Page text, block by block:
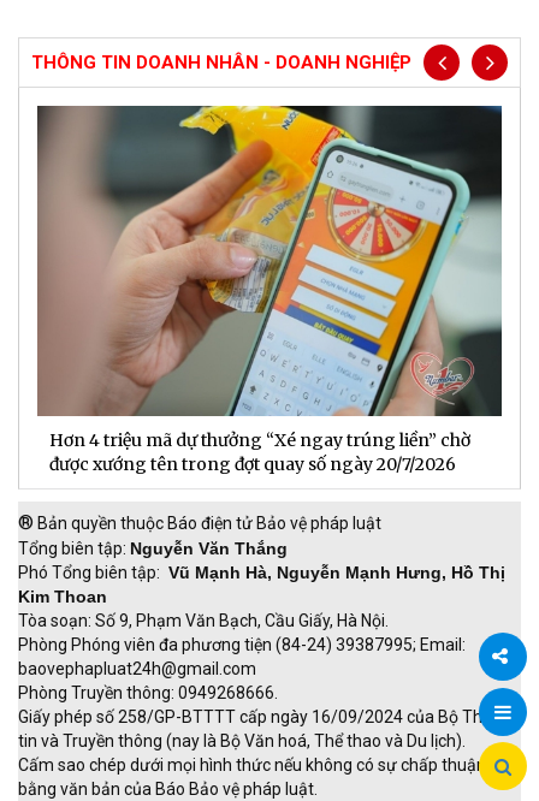
Chia
THÔNG TIN DOANH NHÂN - DOANH NGHIỆP
BIDV trở thành ngân hàng Việt Nam đầu tiên gia
nhập PCAF
® Bản quyền thuộc Báo điện tử Bảo vệ pháp luật
Tổng biên tập: Nguyễn Văn Thắng
Phó Tổng biên tập: Vũ Mạnh Hà, Nguyễn Mạnh Hưng, Hồ Thị
Kim Thoan
Tòa soạn: Số 9, Phạm Văn Bạch, Cầu Giấy, Hà Nội.
Phòng Phóng viên đa phương tiện (84-24) 39387995; Email:
baovephapluat24h@gmail.com
Phòng Truyền thông: 0949268666.
Giấy phép số 258/GP-BTTTT cấp ngày 16/09/2024 của Bộ Thông
tin và Truyền thông (nay là Bộ Văn hoá, Thể thao và Du lịch).
Cấm sao chép dưới mọi hình thức nếu không có sự chấp thuận
bằng văn bản của Báo Bảo vệ pháp luật.